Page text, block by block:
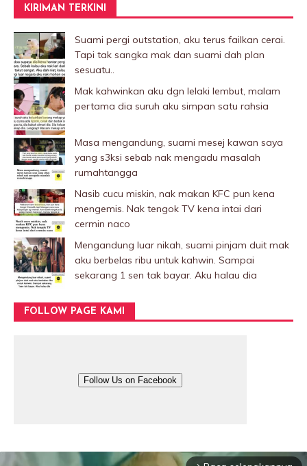
KIRIMAN TERKINI
Suami pergi outstation, aku terus failkan cerai.
Tapi tak sangka mak dan suami dah plan
sesuatu..
Mak kahwinkan aku dgn lelaki Iembut, malam
pertama dia suruh aku simpan satu rahsia
Masa mengandung, suami mesej kawan saya
yang s3ksi sebab nak mengadu masalah
rumahtangga
Nasib cucu miskin, nak makan KFC pun kena
mengemis. Nak tengok TV kena intai dari
cermin naco
Mengandung luar nikah, suami pinjam duit mak
aku berbelas ribu untuk kahwin. Sampai
sekarang 1 sen tak bayar. Aku halau dia
FOLLOW PAGE KAMI
Follow Us on Facebook